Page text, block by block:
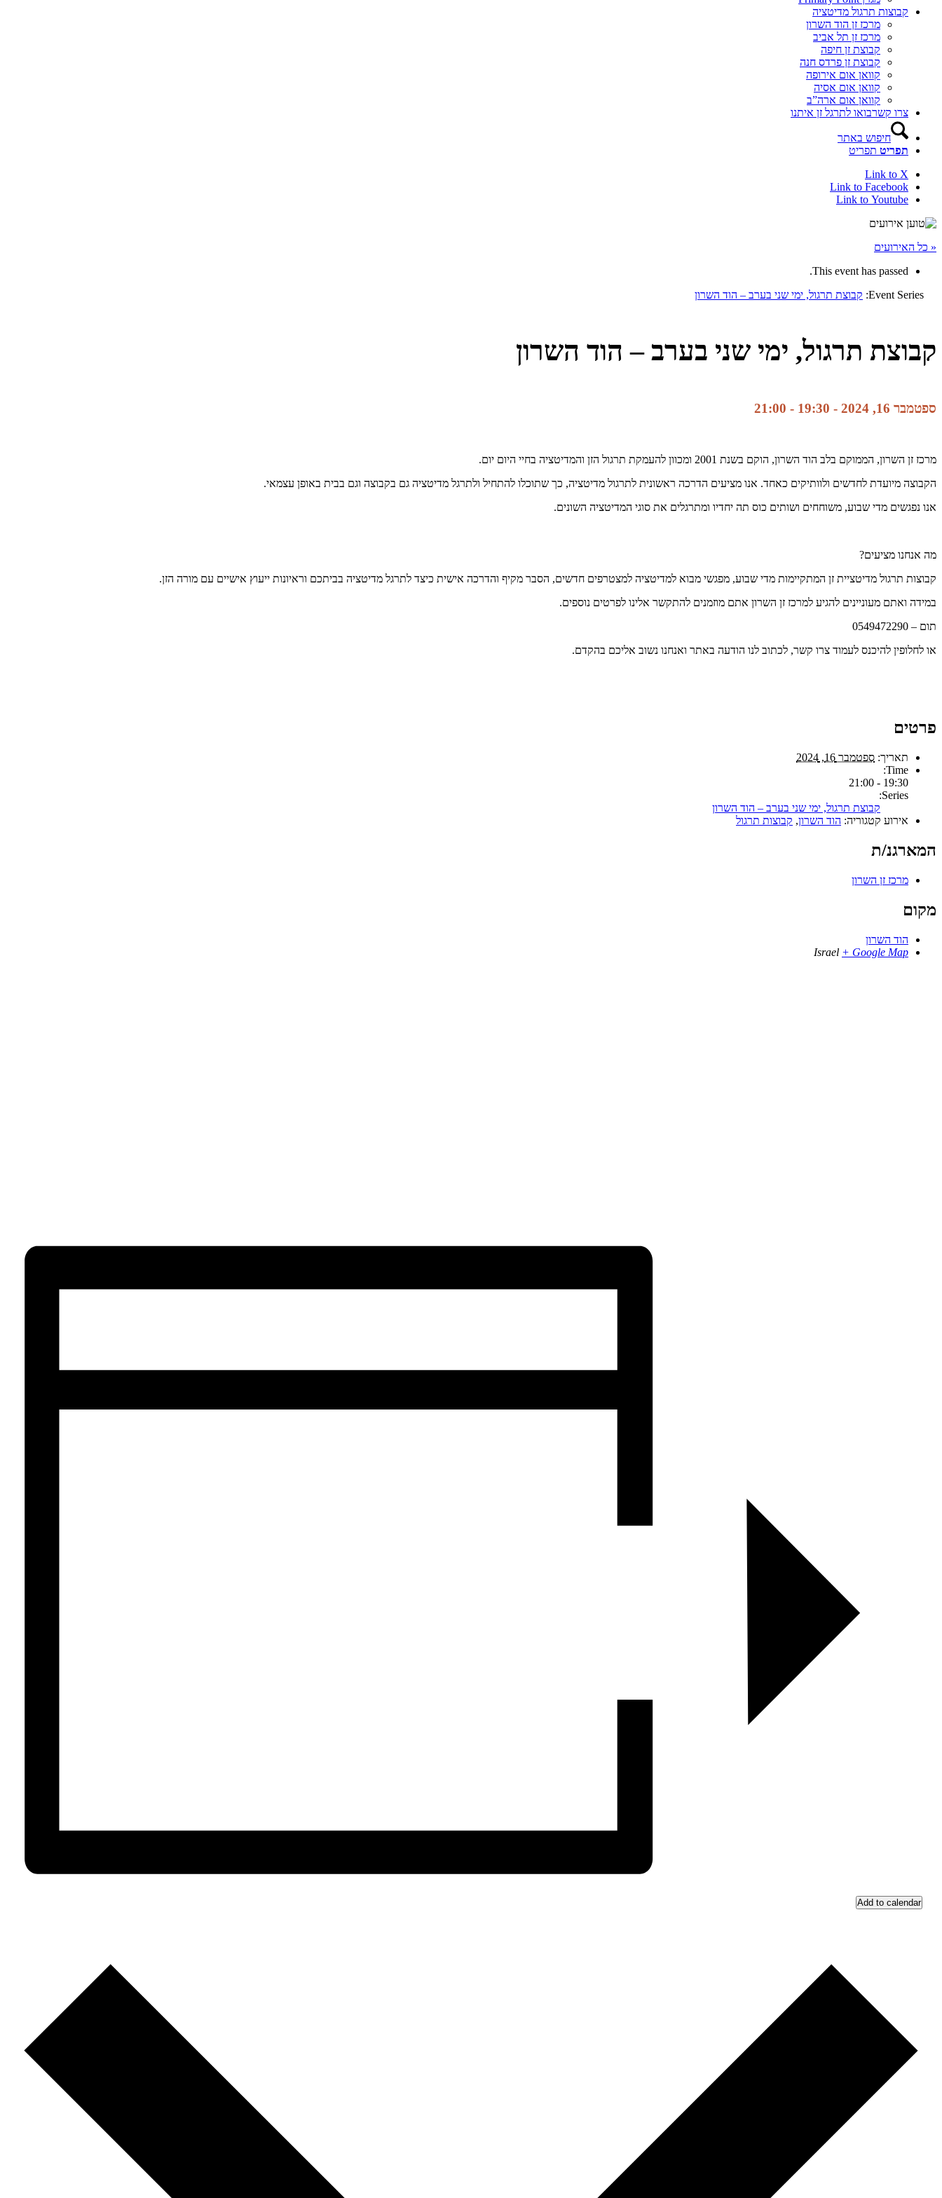
קבוצות תרגול מדיטציה
מרכז זן הוד השרון
מרכז זן תל אביב
קבוצת זן חיפה
קבוצת זן פרדס חנה
קוואן אום אירופה
קוואן אום אסיה
קוואן אום ארה”ב
צרו קשרבואו לתרגל זן איתנו
חיפוש באתר
תפריט תפריט
Link to X
Link to Facebook
Link to Youtube
« כל האירועים
This event has passed.
Event Series: קבוצת תרגול, ימי שני בערב – הוד השרון
קבוצת תרגול, ימי שני בערב – הוד השרון
ספטמבר 16, 2024 - 19:30 -
21:00
מרכז זן השרון, הממוקם בלב הוד השרון, הוקם בשנת 2001 ומכוון להעמקת תרגול הזן והמדיטציה בחיי היום יום.
הקבוצה מיועדת לחדשים ולוותיקים כאחד. אנו מציעים הדרכה ראשונית לתרגול מדיטציה, כך שתוכלו להתחיל ולתרגל מדיטציה גם בקבוצה וגם בבית באופן עצמאי.
אנו נפגשים מדי שבוע, משוחחים ושותים כוס תה יחדיו ומתרגלים את סוגי המדיטציה השונים.
מה אנחנו מציעים?
קבוצות תרגול מדיטציית זן המתקיימות מדי שבוע, מפגשי מבוא למדיטציה למצטרפים חדשים, הסבר מקיף והדרכה אישית כיצד לתרגל מדיטציה בביתכם וראיונות ייעוץ אישיים עם מורה הזן.
במידה ואתם מעוניינים להגיע למרכז זן השרון אתם מוזמנים להתקשר אלינו לפרטים נוספים.
תום – 0549472290
או לחלופין להיכנס לעמוד צרו קשר, לכתוב לנו הודעה באתר ואנחנו נשוב אליכם בהקדם.
פרטים
תאריך: ספטמבר 16, 2024
Time:
19:30 - 21:00
Series:
קבוצת תרגול, ימי שני בערב – הוד השרון
אירוע קטגוריה: הוד השרון, קבוצות תרגול
המארגנ/ת
מרכז זן השרון
מקום
הוד השרון
Israel + Google Map
Add to calendar